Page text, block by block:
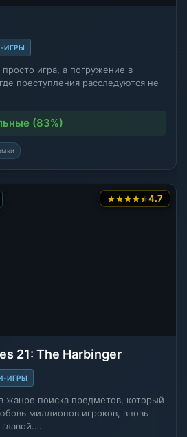
ИГРЫ
игра, а погружение в
преступления расследуются не
(83%)
4.7
21: The Harbinger
ИГРЫ
жанре поиска предметов, который
миллионов игроков, вновь